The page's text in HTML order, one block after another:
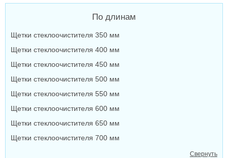
По длинам
Щетки стеклоочистителя 350 мм
Щетки стеклоочистителя 400 мм
Щетки стеклоочистителя 450 мм
Щетки стеклоочистителя 500 мм
Щетки стеклоочистителя 550 мм
Щетки стеклоочистителя 600 мм
Щетки стеклоочистителя 650 мм
Щетки стеклоочистителя 700 мм
Свернуть